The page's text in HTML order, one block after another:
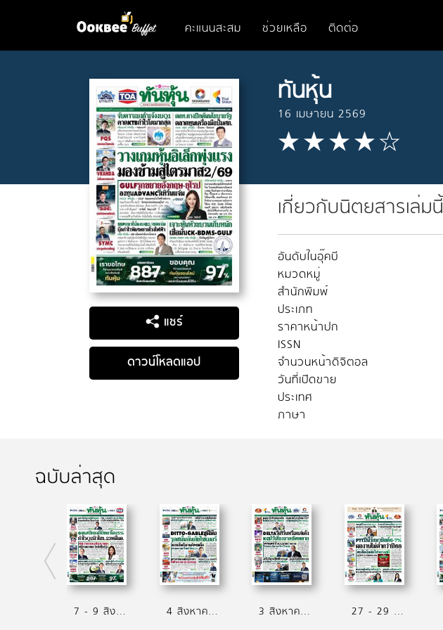
คะแนนสะสม ช่วยเหลือ ติดต่อ
แชร์
ดาวน์โหลดแอป
ทันหุ้น
16 เมษายน 2569
เกี่ยวกับนิตยสารเล่มนี้
อันดับในอุ๊คบี
หมวดหมู่
สำนักพิมพ์
ประเภท
ราคาหน้าปก
ISSN
จำนวนหน้าดิจิตอล
วันที่เปิดขาย
ประเทศ
ภาษา
ฉบับล่าสุด
7 - 9 สิงหาคม 2569 4 สิงหาคม 2569 3 สิงหาคม 2569 27 - 29 กรกฎาคม 2569